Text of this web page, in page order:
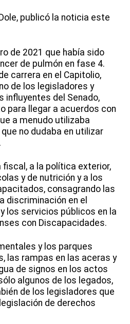
publicó la noticia este
de 2021 que había sido
de pulmón en fase 4.
carrera en el Capitolio,
de los legisladores y
influyentes del Senado,
para llegar a acuerdos con
a menudo utilizaba
no dudaba en utilizar
a la política exterior,
y de nutrición y a los
consagrando las
discriminación en el
los servicios públicos en la
con Discapacidades.
y los parques
las rampas en las aceras y
de signos en los actos
algunos de los legados,
de los legisladores que
de derechos